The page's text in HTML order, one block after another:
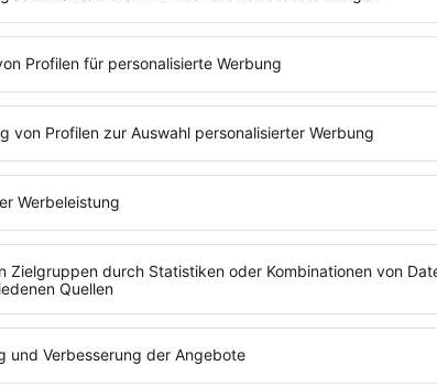
MITMACHEN
Deine Geschichte
Einlaufkinder